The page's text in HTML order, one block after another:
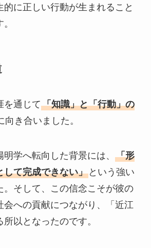
的に正しい行動が生まれること
を通じて「知識」と「行動」の
向き合いました。
学へ転向した背景には、 「形
して完成できない」という強い
。そして、この信念こそが彼の
会への貢献につながり、「近江
以となったのです。